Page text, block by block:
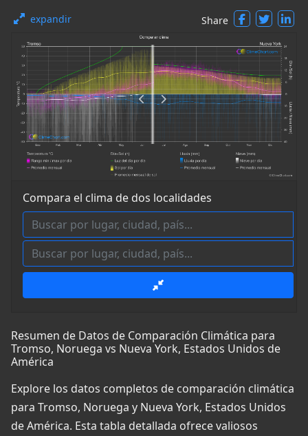
expandir Share
Compara el clima de dos localidades
Resumen de Datos de Comparación Climática para
Tromso, Noruega vs Nueva York, Estados Unidos de
América
Explore los datos completos de comparación climática
para Tromso, Noruega y Nueva York, Estados Unidos
de América. Esta tabla detallada ofrece valiosos